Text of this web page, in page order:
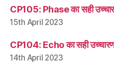
CP105: Phase का सही
15th April 2023
CP104: Echo का सही उच्चारण
14th April 2023